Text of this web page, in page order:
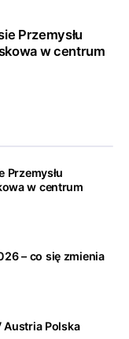
Przemysłu
w centrum
– co się zmienia
Austria Polska
Przemysłu
w centrum